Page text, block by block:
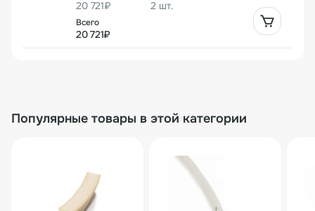
20 721₽ 2 шт.
20 721₽
00-00005141
Популярные товары в этой категории